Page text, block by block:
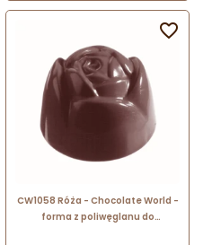
CW1058 Róża - Chocolate World -
forma z poliwęglanu do
